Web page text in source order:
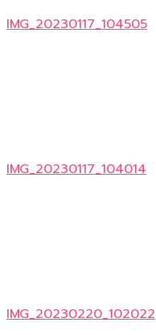
IMG_20230117_104505
IMG_20230117_104014
IMG_20230220_102022